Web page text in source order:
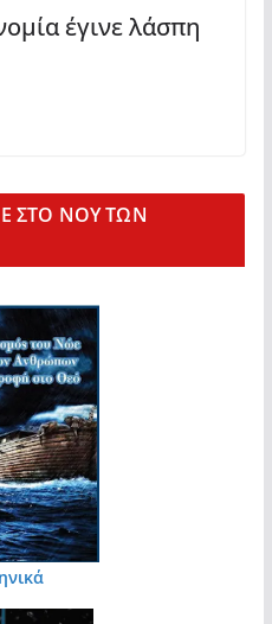
έγινε λάσπη
ΣΤΟ ΝΟΥ ΤΩΝ